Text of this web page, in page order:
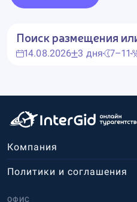
Поиск размещения
14.08.2026 3 дня 7–11
Компания
ОФИС
Политики и соглашения